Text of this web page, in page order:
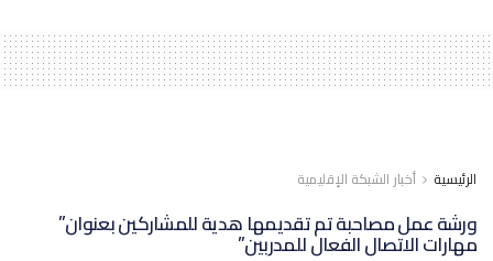
الرئيسية أخبار الشبكة الإقليمية
ورشة عمل مصاحبة تم تقديمها هدية للمشاركين بعنوان”
مهارات الاتصال الفعال للمدربين”